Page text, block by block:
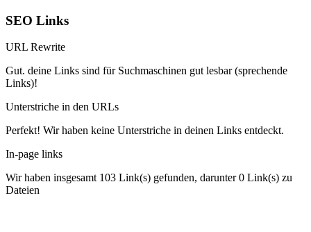
SEO Links
URL Rewrite
Gut. deine Links sind für Suchmaschinen gut lesbar (sprechende
Links)!
Unterstriche in den URLs
Perfekt! Wir haben keine Unterstriche in deinen Links entdeckt.
In-page links
Wir haben insgesamt 103 Link(s) gefunden, darunter 0 Link(s) zu
Dateien